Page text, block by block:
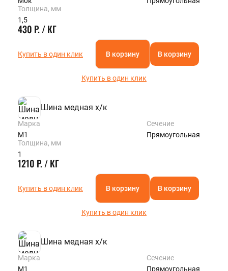
Толщина, мм
1,5
430 Р. / КГ
Купить в один клик В корзину В корзину
Купить в один клик
Шина медная х/к
Марка
М1
Сечение
Прямоугольная
Толщина, мм
1
1210 Р. / КГ
Купить в один клик В корзину В корзину
Купить в один клик
Шина медная х/к
Марка
М1
Сечение
Прямоугольная